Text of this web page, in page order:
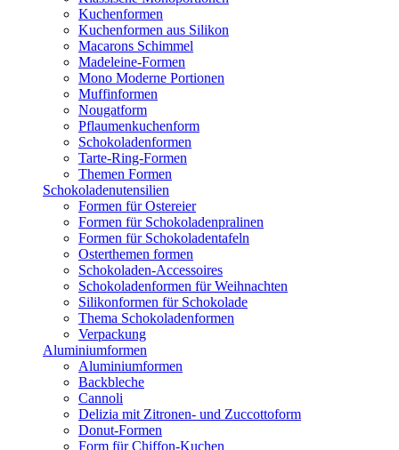
Kuchenformen
Kuchenformen aus Silikon
Macarons Schimmel
Madeleine-Formen
Mono Moderne Portionen
Muffinformen
Nougatform
Pflaumenkuchenform
Schokoladenformen
Tarte-Ring-Formen
Themen Formen
Schokoladenutensilien
Formen für Ostereier
Formen für Schokoladenpralinen
Formen für Schokoladentafeln
Osterthemen formen
Schokoladen-Accessoires
Schokoladenformen für Weihnachten
Silikonformen für Schokolade
Thema Schokoladenformen
Verpackung
Aluminiumformen
Aluminiumformen
Backbleche
Cannoli
Delizia mit Zitronen- und Zuccottoform
Donut-Formen
Form für Chiffon-Kuchen